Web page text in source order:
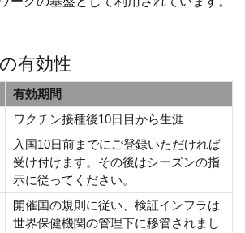
有効性
有効期間
ワクチン接種後10日目から生涯
入国10日前までにご登録いただければ
受け付けます。その後はシーズンの指
示に従ってください。
開催国の規則に従い、検証インフラは
世界保健機関の管理下に移管されまし